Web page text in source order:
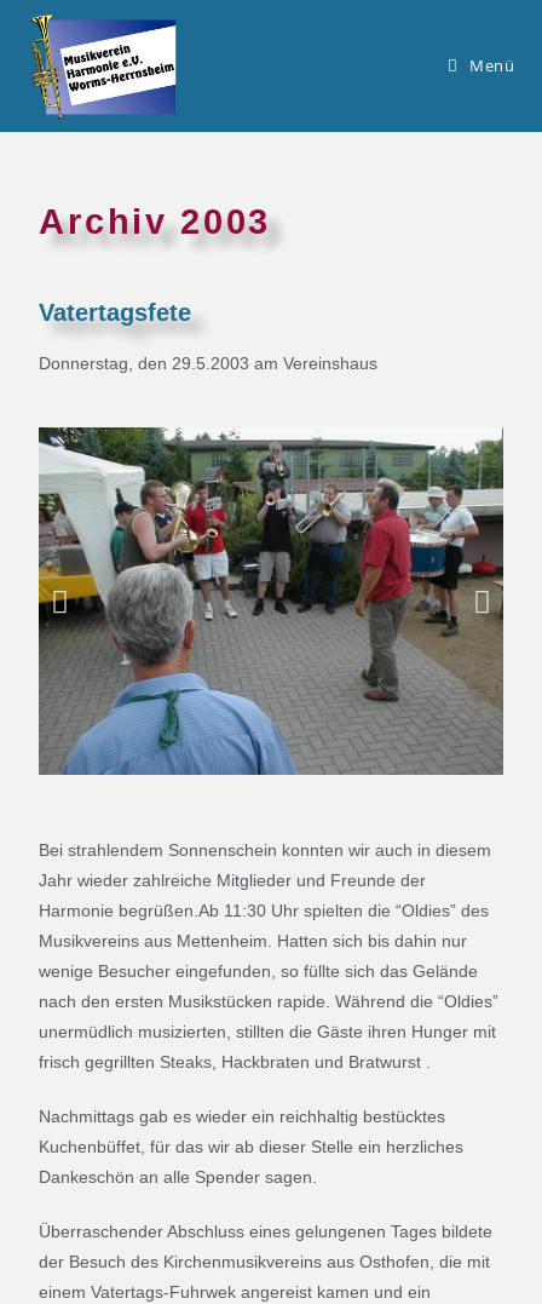
Menü
Archiv 2003
Vatertagsfete
Donnerstag, den 29.5.2003 am Vereinshaus
Bei strahlendem Sonnenschein konnten wir auch in diesem
Jahr wieder zahlreiche Mitglieder und Freunde der
Harmonie begrüßen.Ab 11:30 Uhr spielten die “Oldies” des
Musikvereins aus Mettenheim. Hatten sich bis dahin nur
wenige Besucher eingefunden, so füllte sich das Gelände
nach den ersten Musikstücken rapide. Während die “Oldies”
unermüdlich musizierten, stillten die Gäste ihren Hunger mit
frisch gegrillten Steaks, Hackbraten und Bratwurst .
Nachmittags gab es wieder ein reichhaltig bestücktes
Kuchenbüffet, für das wir ab dieser Stelle ein herzliches
Dankeschön an alle Spender sagen.
Überraschender Abschluss eines gelungenen Tages bildete
der Besuch des Kirchenmusikvereins aus Osthofen, die mit
einem Vatertags-Fuhrwek angereist kamen und ein